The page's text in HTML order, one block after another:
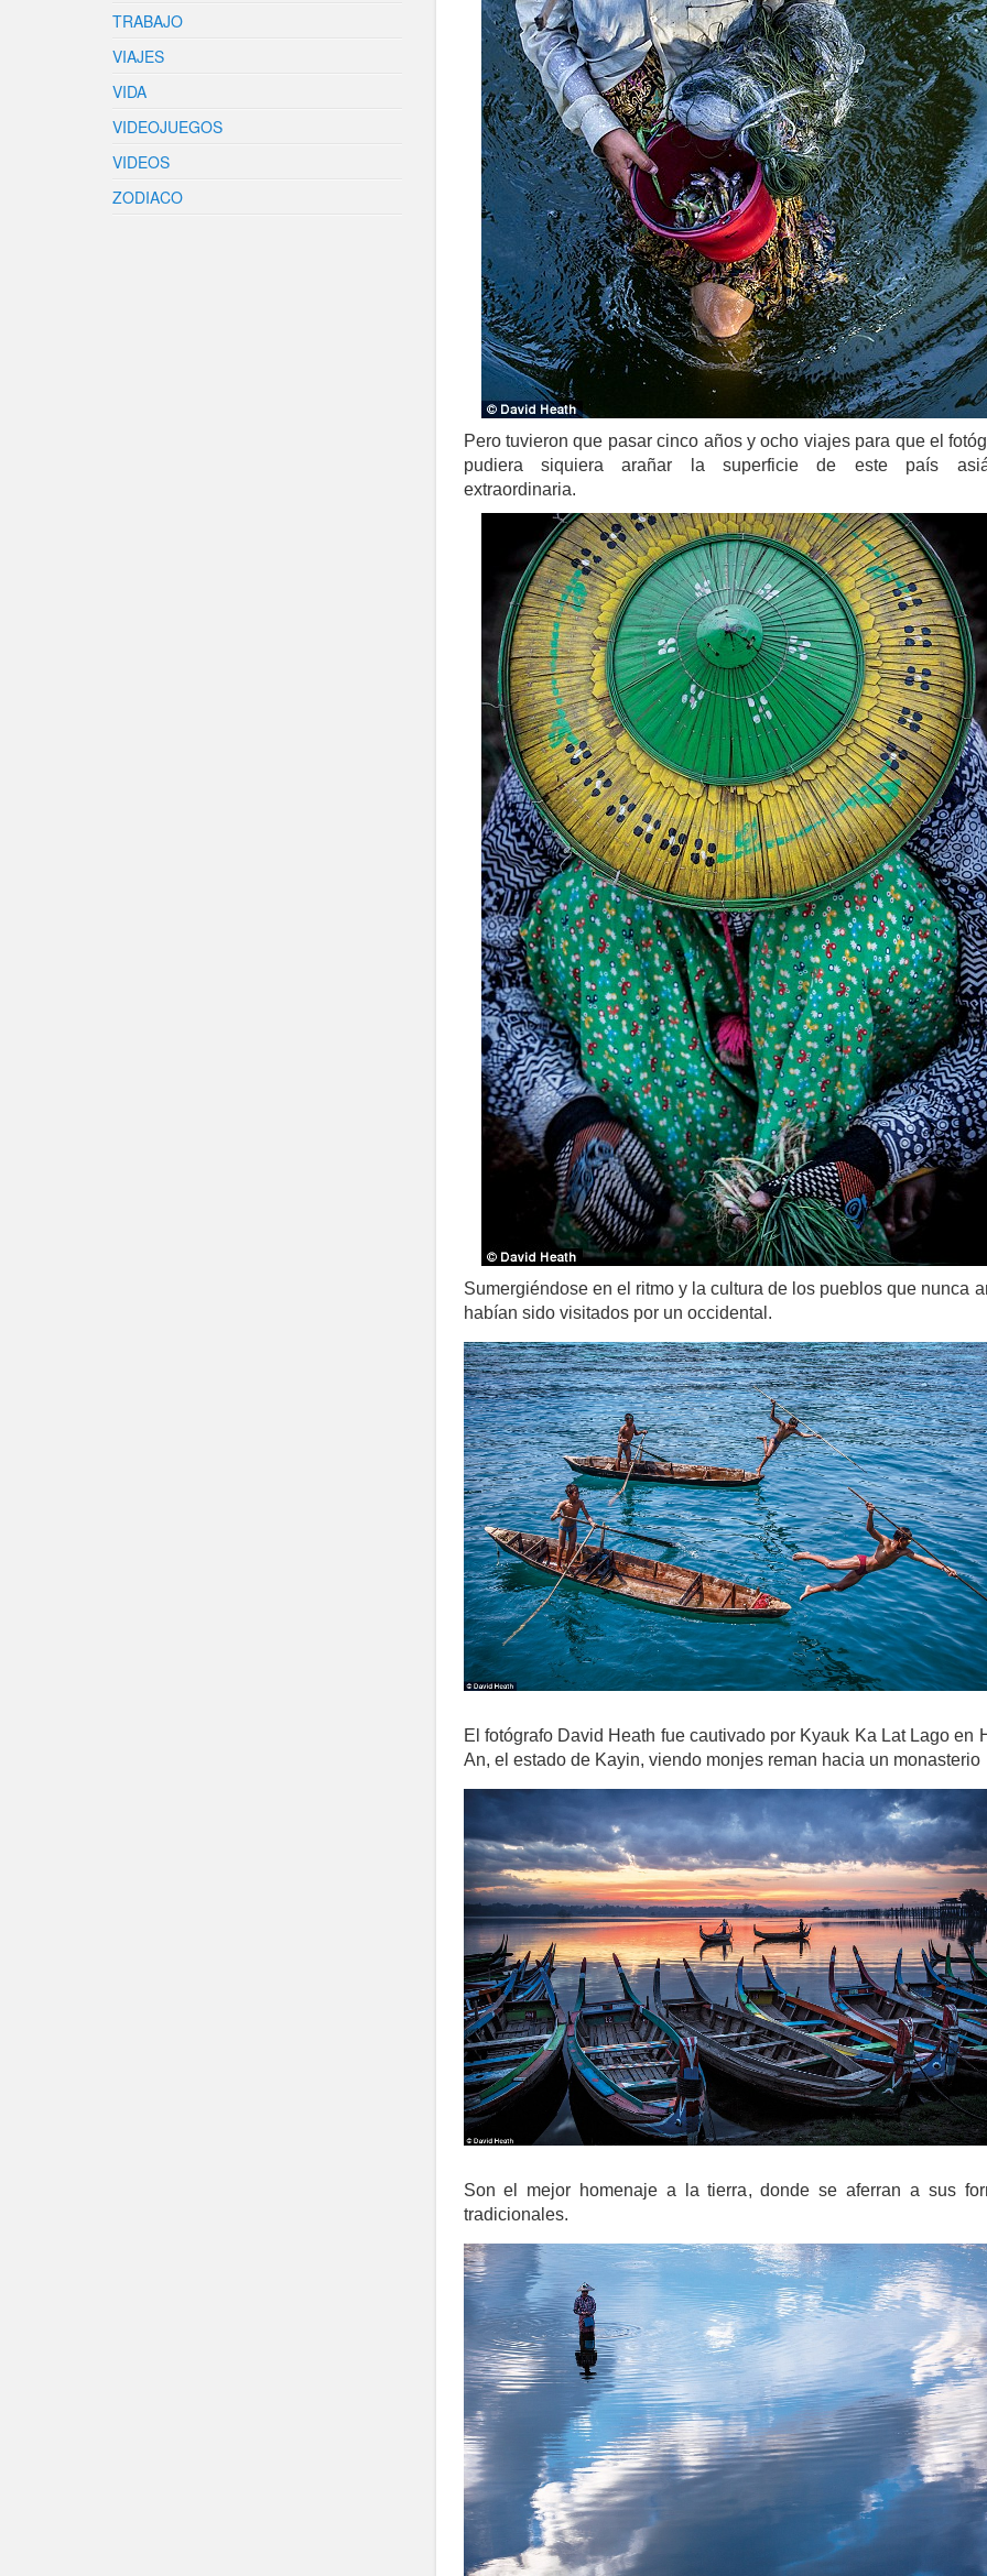
TRABAJO
VIAJES
VIDA
VIDEOJUEGOS
VIDEOS
ZODIACO
Pero tuvieron que pasar cinco años y ocho viajes para que el
pudiera siquiera arañar la superficie de este país
extraordinaria.
Sumergiéndose en el ritmo y la cultura de los pueblos que nunca
habían sido visitados por un occidental.
El fotógrafo David Heath fue cautivado por Kyauk Ka Lat Lago en
An, el estado de Kayin, viendo monjes reman hacia un monasterio
Son el mejor homenaje a la tierra, donde se aferran a sus
tradicionales.